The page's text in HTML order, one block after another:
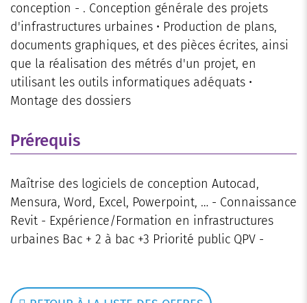
conception - . Conception générale des projets
d'infrastructures urbaines • Production de plans,
documents graphiques, et des pièces écrites, ainsi
que la réalisation des métrés d'un projet, en
utilisant les outils informatiques adéquats •
Montage des dossiers
Prérequis
Maîtrise des logiciels de conception Autocad,
Mensura, Word, Excel, Powerpoint, … - Connaissance
Revit - Expérience/Formation en infrastructures
urbaines Bac + 2 à bac +3 Priorité public QPV -